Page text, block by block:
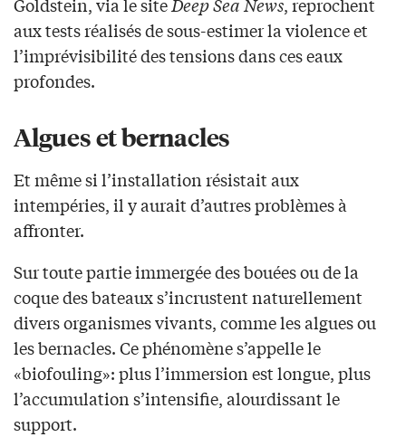
Goldstein, via le siteDeep Sea News, reprochent
aux tests réalisés de sous-estimer la violence et
l’imprévisibilité des tensions dans ces eaux
profondes.
Algues et bernacles
Et même si l’installation résistait aux
intempéries, il y aurait d’autres problèmes à
affronter.
Sur toute partie immergée des bouées ou de la
coque des bateaux s’incrustent naturellement
divers organismes vivants, comme les algues ou
les bernacles. Ce phénomène s’appelle le
«biofouling»: plus l’immersion est longue, plus
l’accumulation s’intensifie, alourdissant le
support.